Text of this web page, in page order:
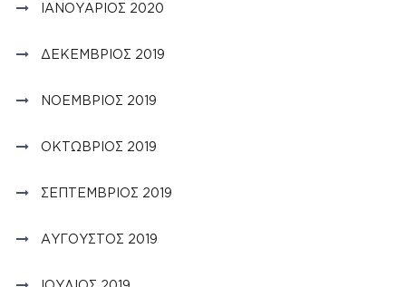
ΙΑΝΟΥΆΡΙΟΣ 2020
ΔΕΚΈΜΒΡΙΟΣ 2019
ΝΟΈΜΒΡΙΟΣ 2019
ΟΚΤΏΒΡΙΟΣ 2019
ΣΕΠΤΈΜΒΡΙΟΣ 2019
ΑΎΓΟΥΣΤΟΣ 2019